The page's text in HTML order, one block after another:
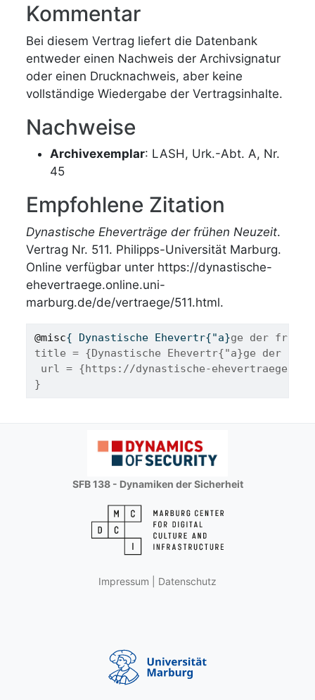
Kommentar
Bei diesem Vertrag liefert die Datenbank
entweder einen Nachweis der Archivsignatur
oder einen Drucknachweis, aber keine
vollständige Wiedergabe der Vertragsinhalte.
Nachweise
Archivexemplar: LASH, Urk.-Abt. A, Nr.
45
Empfohlene Zitation
Dynastische Eheverträge der frühen Neuzeit.
Vertrag Nr. 511. Philipps-Universität Marburg.
Online verfügbar unter https://dynastische-
ehevertraege.online.uni-
marburg.de/de/vertraege/511.html.
@misc{ Dynastische Ehevertr{"a}ge der
title = {Dynastische Ehevertr{"a}ge der
url = {https://dynastische-
}
SFB 138 - Dynamiken der Sicherheit
Impressum Datenschutz